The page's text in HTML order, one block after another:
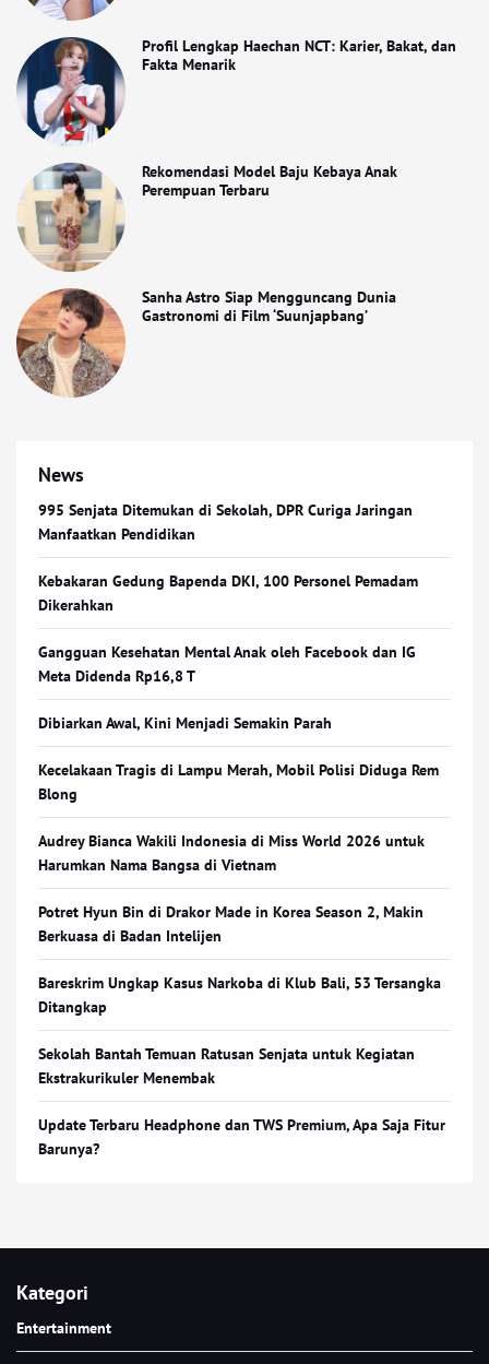
Profil Lengkap Haechan NCT: Karier, Bakat, dan
Fakta Menarik
Rekomendasi Model Baju Kebaya Anak
Perempuan Terbaru
Sanha Astro Siap Mengguncang Dunia
Gastronomi di Film ‘Suunjapbang’
News
995 Senjata Ditemukan di Sekolah, DPR Curiga Jaringan
Manfaatkan Pendidikan
Kebakaran Gedung Bapenda DKI, 100 Personel Pemadam
Dikerahkan
Gangguan Kesehatan Mental Anak oleh Facebook dan IG
Meta Didenda Rp16,8 T
Dibiarkan Awal, Kini Menjadi Semakin Parah
Kecelakaan Tragis di Lampu Merah, Mobil Polisi Diduga Rem
Blong
Audrey Bianca Wakili Indonesia di Miss World 2026 untuk
Harumkan Nama Bangsa di Vietnam
Potret Hyun Bin di Drakor Made in Korea Season 2, Makin
Berkuasa di Badan Intelijen
Bareskrim Ungkap Kasus Narkoba di Klub Bali, 53 Tersangka
Ditangkap
Sekolah Bantah Temuan Ratusan Senjata untuk Kegiatan
Ekstrakurikuler Menembak
Update Terbaru Headphone dan TWS Premium, Apa Saja Fitur
Barunya?
Kategori
Entertainment